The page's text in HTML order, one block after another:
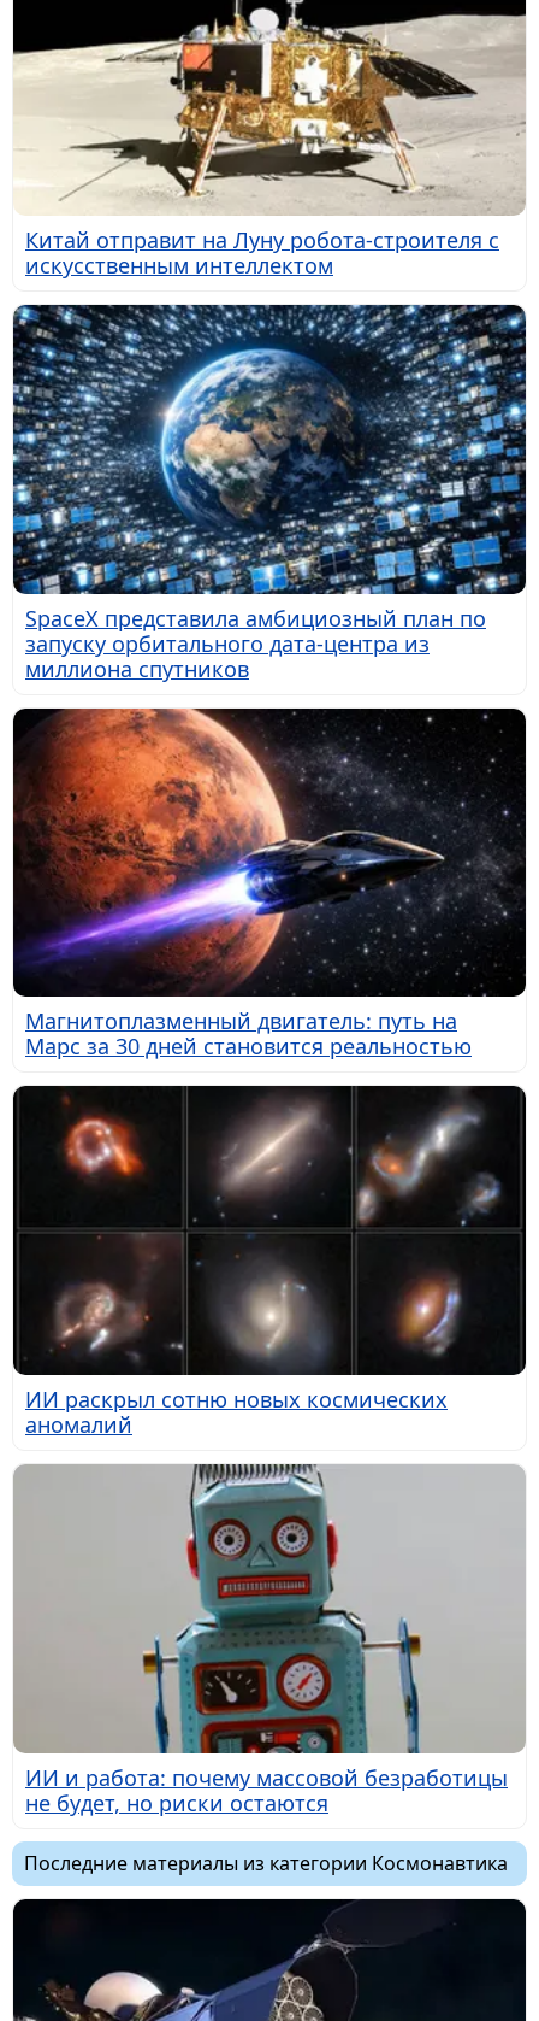
Китай отправит на Луну робота-строителя с
искусственным интеллектом
SpaceX представила амбициозный план по
запуску орбитального дата-центра из
миллиона спутников
Магнитоплазменный двигатель: путь на
Марс за 30 дней становится реальностью
ИИ раскрыл сотню новых космических
аномалий
ИИ и работа: почему массовой безработицы
не будет, но риски остаются
Последние материалы из категории Космонавтика